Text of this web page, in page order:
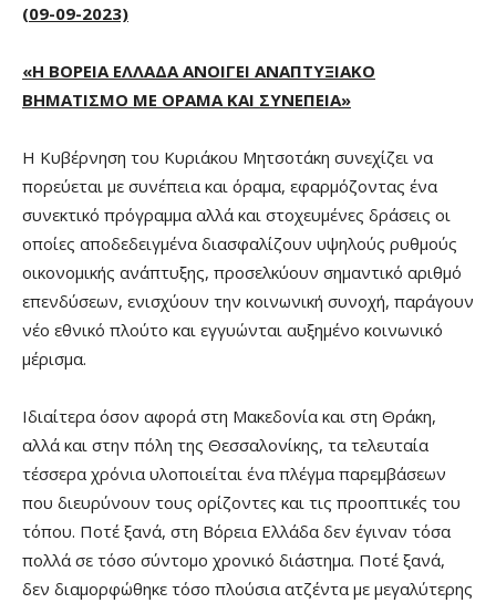
(09-09-2023)
«Η ΒΟΡΕΙΑ ΕΛΛΑΔΑ ΑΝΟΙΓΕΙ ΑΝΑΠΤΥΞΙΑΚΟ
ΒΗΜΑΤΙΣΜΟ ΜΕ ΟΡΑΜΑ ΚΑΙ ΣΥΝΕΠΕΙΑ»
Η Κυβέρνηση του Κυριάκου Μητσοτάκη συνεχίζει να
πορεύεται με συνέπεια και όραμα, εφαρμόζοντας ένα
συνεκτικό πρόγραμμα αλλά και στοχευμένες δράσεις οι
οποίες αποδεδειγμένα διασφαλίζουν υψηλούς ρυθμούς
οικονομικής ανάπτυξης, προσελκύουν σημαντικό αριθμό
επενδύσεων, ενισχύουν την κοινωνική συνοχή, παράγουν
νέο εθνικό πλούτο και εγγυώνται αυξημένο κοινωνικό
μέρισμα.
Ιδιαίτερα όσον αφορά στη Μακεδονία και στη Θράκη,
αλλά και στην πόλη της Θεσσαλονίκης, τα τελευταία
τέσσερα χρόνια υλοποιείται ένα πλέγμα παρεμβάσεων
που διευρύνουν τους ορίζοντες και τις προοπτικές του
τόπου. Ποτέ ξανά, στη Βόρεια Ελλάδα δεν έγιναν τόσα
πολλά σε τόσο σύντομο χρονικό διάστημα. Ποτέ ξανά,
δεν διαμορφώθηκε τόσο πλούσια ατζέντα με μεγαλύτερης